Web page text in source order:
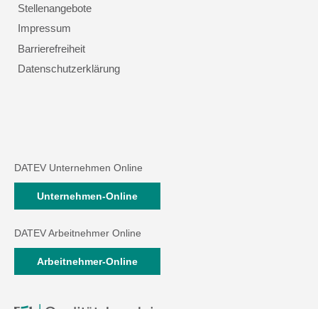
Stellenangebote
Impressum
Barrierefreiheit
Datenschutzerklärung
DATEV Unternehmen Online
Unternehmen-Online
DATEV Arbeitnehmer Online
Arbeitnehmer-Online